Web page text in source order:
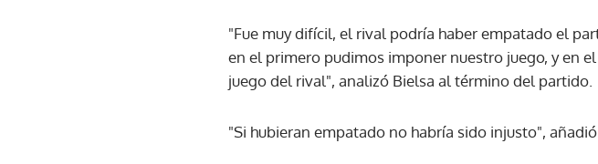
"Fue muy difícil, el rival podría haber empatado el
en el primero pudimos imponer nuestro juego, y en
juego del rival", analizó Bielsa al término del partido.
"Si hubieran empatado no habría sido injusto", añadió.